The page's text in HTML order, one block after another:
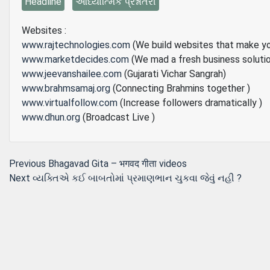
Websites :
www.rajtechnologies.com (We build websites that make
www.marketdecides.com (We mad a fresh business
www.jeevanshailee.com (Gujarati Vichar Sangrah)
www.brahmsamaj.org (Connecting Brahmins together )
www.virtualfollow.com (Increase followers dramatically )
www.dhun.org (Broadcast Live )
Post
Previous Previous
post:
Bhagavad Gita – भगवद गीता videos
Next Next
વ્યક્તિએ કઈ બાબતોમાં પ્રમાણભાન ચુકવા જેવું નહી ?